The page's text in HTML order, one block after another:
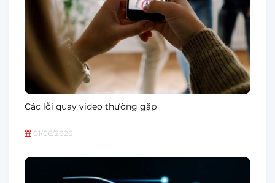
Các lỗi quay video thường gặp
01/06/2026